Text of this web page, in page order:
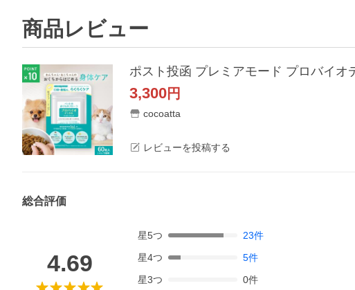
商品レビュー
3,300円
cocoatta
レビューを投稿する
総合評価
4.69
星5つ 23件
星4つ 5件
星3つ 0件